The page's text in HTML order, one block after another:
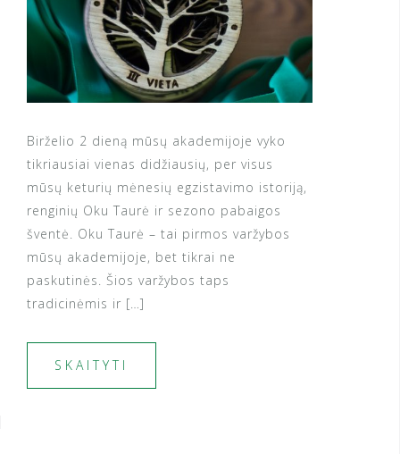
Birželio 2 dieną mūsų akademijoje vyko
tikriausiai vienas didžiausių, per visus
mūsų keturių mėnesių egzistavimo istoriją,
renginių Oku Taurė ir sezono pabaigos
šventė. Oku Taurė – tai pirmos varžybos
mūsų akademijoje, bet tikrai ne
paskutinės. Šios varžybos taps
tradicinėmis ir […]
SKAITYTI